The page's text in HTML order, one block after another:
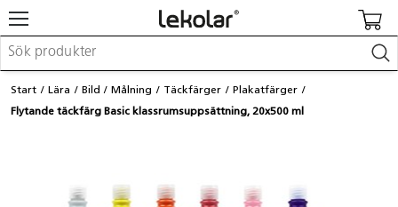
Möbler & inredning
Lekplatsutrustning & utemiljö
Skolförbrukning & kontorsmaterial
Start Lära Bild Målning Täckfärger
Plakatfärger
Flytande täckfärg Basic klassrumsuppsättning, 20x500 ml